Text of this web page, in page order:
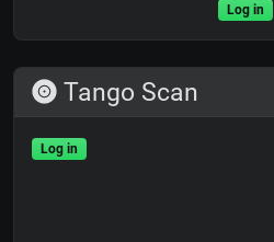
Log in
Tango Scan
Log in